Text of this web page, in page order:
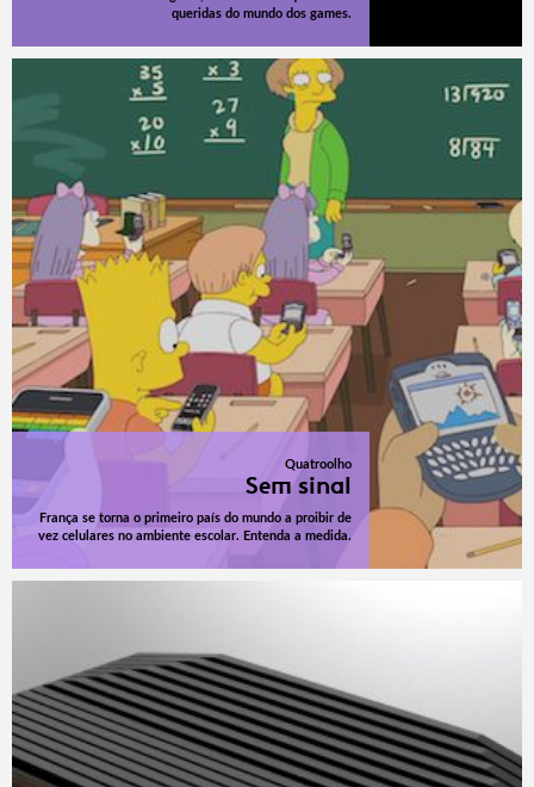
queridas do mundo dos games.
Quatroolho
Sem sinal
França se torna o primeiro país do mundo a proibir de
vez celulares no ambiente escolar. Entenda a medida.